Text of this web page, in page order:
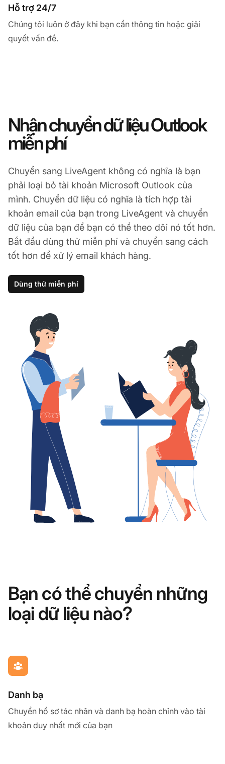
Hỗ trợ 24/7
Chúng tôi luôn ở đây khi bạn cần thông tin hoặc giải
quyết vấn đề.
Nhận chuyển dữ liệu Outlook
miễn phí
Chuyển sang LiveAgent không có nghĩa là bạn
phải loại bỏ tài khoản Microsoft Outlook của
mình. Chuyển dữ liệu có nghĩa là tích hợp tài
khoản email của bạn trong LiveAgent và chuyển
dữ liệu của bạn để bạn có thể theo dõi nó tốt hơn.
Bắt đầu dùng thử miễn phí và chuyển sang cách
tốt hơn để xử lý email khách hàng.
Dùng thử miễn phí
Bạn có thể chuyển những
loại dữ liệu nào?
Danh bạ
Chuyển hồ sơ tác nhân và danh bạ hoàn chỉnh vào tài
khoản duy nhất mới của bạn